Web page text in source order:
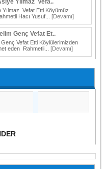
Yılmaz Vefa..
Vefat Etti Köyümüz
Hacı Yusuf...[Devamı]
Genç Vefat Et..
Vefat Etti Köylülerimizden
eden Rahmetli...[Devamı]